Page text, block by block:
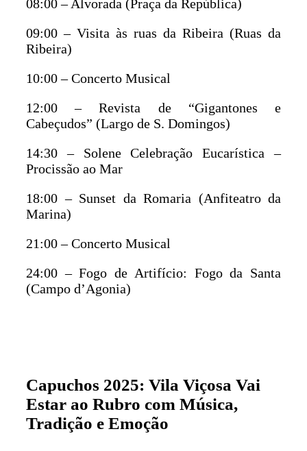
08:00 – Alvorada (Praça da República)
09:00 – Visita às ruas da Ribeira (Ruas da
Ribeira)
10:00 – Concerto Musical
12:00 – Revista de “Gigantones e
Cabeçudos” (Largo de S. Domingos)
14:30 – Solene Celebração Eucarística –
Procissão ao Mar
18:00 – Sunset da Romaria (Anfiteatro da
Marina)
21:00 – Concerto Musical
24:00 – Fogo de Artifício: Fogo da Santa
(Campo d’Agonia)
Capuchos 2025: Vila Viçosa Vai
Estar ao Rubro com Música,
Tradição e Emoção